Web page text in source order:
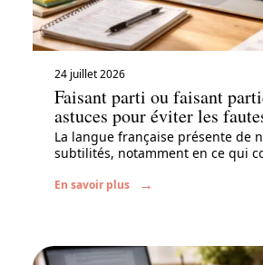
24 juillet 2026
Faisant parti ou faisant
astuces pour éviter les
La langue française présente de
subtilités, notamment en ce qui
En savoir plus